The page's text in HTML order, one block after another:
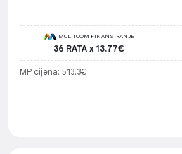
MULTICOM FINANSIRANJE
36 RATA x 13.77€
MP cijena: 513.3€